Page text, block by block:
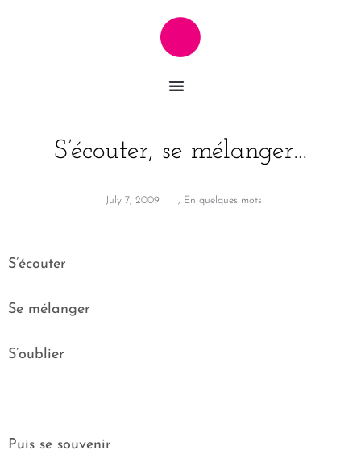
S’écouter, se mélanger…
July 7, 2009 , En quelques mots
S’écouter
Se mélanger
S’oublier
Puis se souvenir